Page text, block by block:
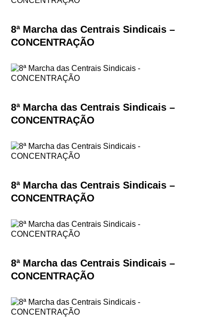
8ª Marcha das Centrais Sindicais –
CONCENTRAÇÃO
8ª Marcha das Centrais Sindicais –
CONCENTRAÇÃO
8ª Marcha das Centrais Sindicais –
CONCENTRAÇÃO
8ª Marcha das Centrais Sindicais –
CONCENTRAÇÃO